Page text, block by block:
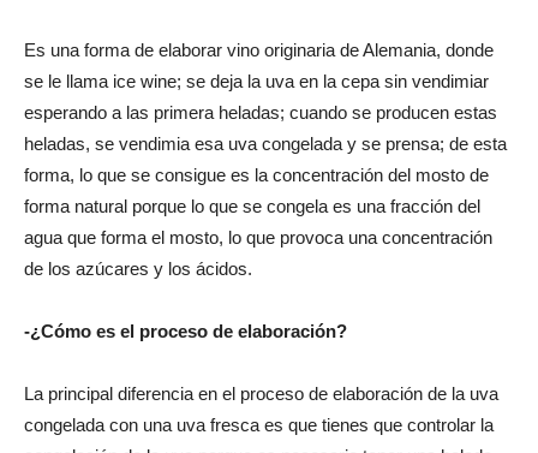
Es una forma de elaborar vino originaria de Alemania, donde
se le llama ice wine; se deja la uva en la cepa sin vendimiar
esperando a las primera heladas; cuando se producen estas
heladas, se vendimia esa uva congelada y se prensa; de esta
forma, lo que se consigue es la concentración del mosto de
forma natural porque lo que se congela es una fracción del
agua que forma el mosto, lo que provoca una concentración
de los azúcares y los ácidos.
-¿Cómo es el proceso de elaboración?
La principal diferencia en el proceso de elaboración de la uva
congelada con una uva fresca es que tienes que controlar la